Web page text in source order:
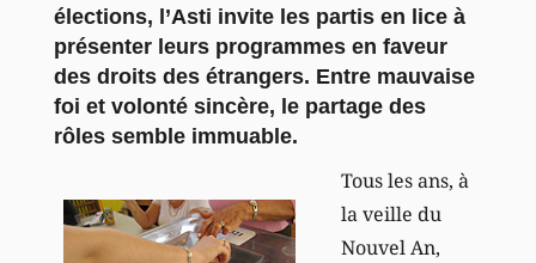
élections, l’Asti invite les partis en lice à
présenter leurs programmes en faveur
des droits des étrangers. Entre mauvaise
foi et volonté sincère, le partage des
rôles semble immuable.
Tous les ans, à
la veille du
Nouvel An,